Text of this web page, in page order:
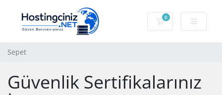
0
Sepet
Sepet
Güvenlik Sertifikalarınız